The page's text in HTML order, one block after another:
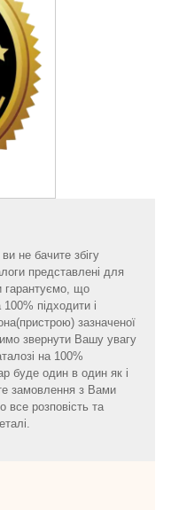
не бачите збігу
представлені для
гарантуємо, що
підходити і
зазначеної
звернути Вашу увагу
на 100%
буде один в один як і
замовлення з Вами
все розповість та